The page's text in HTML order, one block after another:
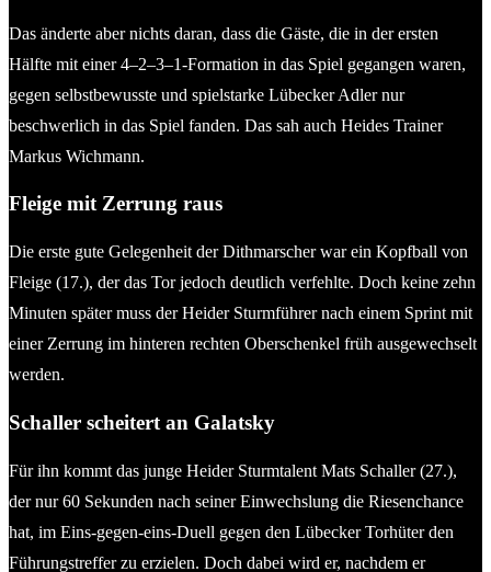
Das änderte aber nichts daran, dass die Gäste, die in der ersten
Hälfte mit einer 4–2–3–1-Formation in das Spiel gegangen waren,
gegen selbstbewusste und spielstarke Lübecker Adler nur
beschwerlich in das Spiel fanden. Das sah auch Heides Trainer
Markus Wichmann.
Fleige mit Zerrung raus
Die erste gute Gelegenheit der Dithmarscher war ein Kopfball von
Fleige (17.), der das Tor jedoch deutlich verfehlte. Doch keine zehn
Minuten später muss der Heider Sturmführer nach einem Sprint mit
einer Zerrung im hinteren rechten Oberschenkel früh ausgewechselt
werden.
Schaller scheitert an Galatsky
Für ihn kommt das junge Heider Sturmtalent Mats Schaller (27.),
der nur 60 Sekunden nach seiner Einwechslung die Riesenchance
hat, im Eins-gegen-eins-Duell gegen den Lübecker Torhüter den
Führungstreffer zu erzielen. Doch dabei wird er, nachdem er